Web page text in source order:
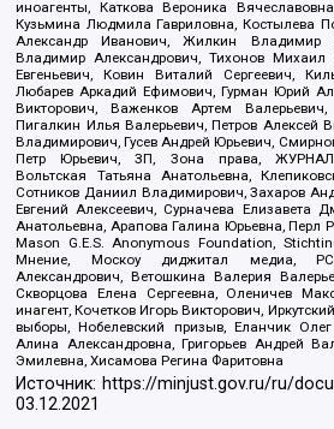
иноагенты, Каткова Вероника
Кузьмина Людмила Гавриловна, Костылева
Александр Иванович, Жилкин Владимир
Владимир Александрович, Тихонов Михаил
Евгеньевич, Ковин Виталий Сергеевич,
Любарев Аркадий Ефимович, Гурман Юрий
Викторович, Важенков Артем
Пигалкин Илья Валерьевич, Петров Алексей
Владимирович, Гусев Андрей Юрьевич,
Петр Юрьевич, ЗП, Зона права,
Вольтская Татьяна Анатольевна,
Сотников Даниил Владимирович, Захаров
Евгений Алексеевич, Сурначева Елизавета
Анатольевна, Арапова Галина Юрьевна,
Mason G.E.S. Anonymous Foundation,
Мнение, Москоу диджитал медиа,
Александрович, Ветошкина Валерия
Скворцова Елена Сергеевна, Оленичев
инагент, Кочетков Игорь Викторович,
выборы, Нобелевский призыв, Еланчик Олег
Алина Александровна, Григорьев Андрей
Эмилевна, Хисамова Регина Фаритовна
Источник: https://minjust.gov.ru/ru/
03.12.2021